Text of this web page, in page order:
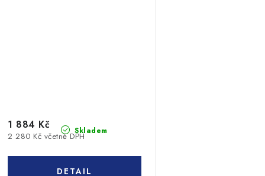
Skladem
2 280 Kč včetně DPH
1 884 Kč